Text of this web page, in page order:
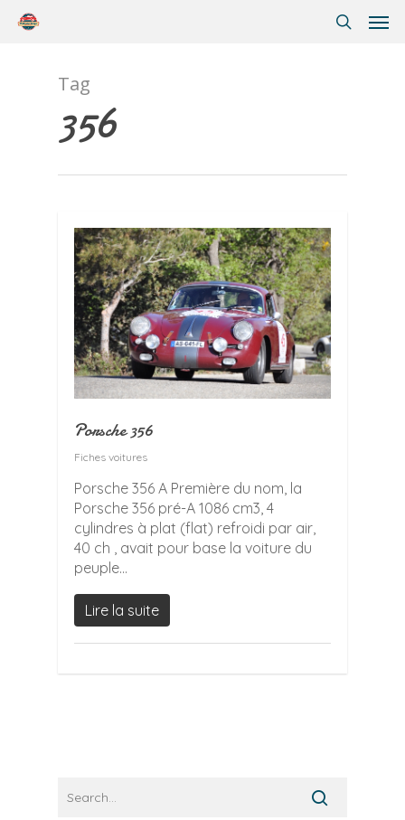
Tag
356
Porsche 356
Fiches voitures
Porsche 356 A Première du nom, la
Porsche 356 pré-A 1086 cm3, 4
cylindres à plat (flat) refroidi par air,
40 ch , avait pour base la voiture du
peuple...
Lire la suite